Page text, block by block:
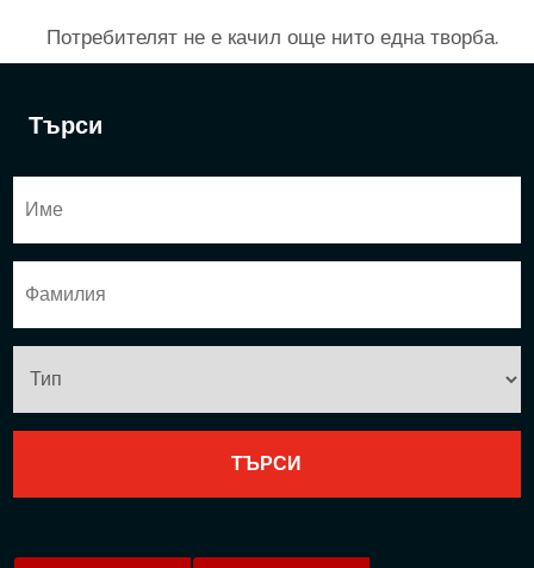
Търси
Потребителят не е качил още нито една творба.